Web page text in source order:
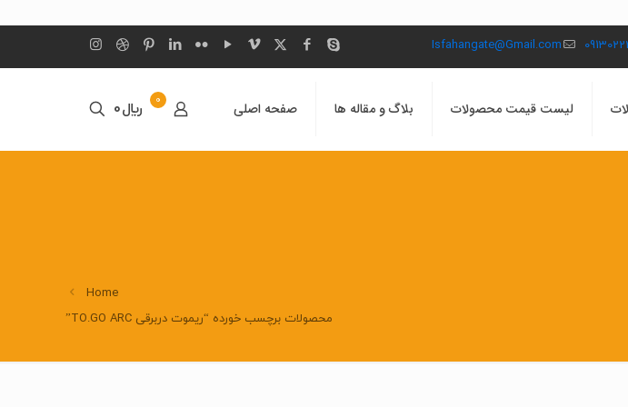
Isfahangate@Gmail.com
لیست قیمت محصولات بلاگ و مقاله ها صفحه اصلی 0 ﷼0
Home
محصولات برچسب خورده “ریموت دربرقی TO.GO ARC”